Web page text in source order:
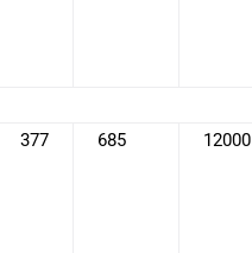
377 685 12000